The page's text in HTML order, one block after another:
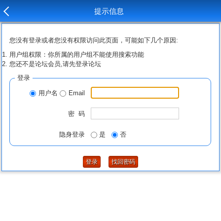
提示信息
您没有登录或者您没有权限访问此页面，可能如下几个原因:
用户组权限：你所属的用户组不能使用搜索功能
您还不是论坛会员,请先登录论坛
登录
用户名 Email
密 码
隐身登录 是 否